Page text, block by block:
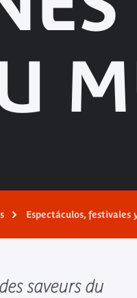
Espectáculos, festivales
saveurs du